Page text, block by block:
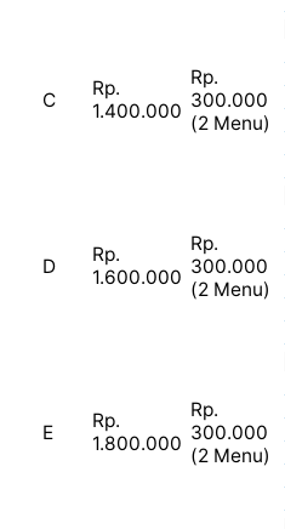
C
Rp.
1.400.000
Rp.
300.000
(2 Menu)
D
Rp.
1.600.000
Rp.
300.000
(2 Menu)
E
Rp.
1.800.000
Rp.
300.000
(2 Menu)